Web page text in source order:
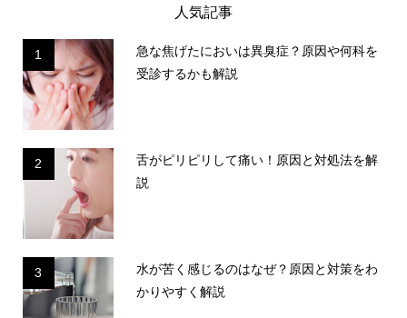
人気記事
1
急な焦げたにおいは異臭症？原因や何科を
受診するかも解説
2
舌がピリピリして痛い！原因と対処法を解
説
3
水が苦く感じるのはなぜ？原因と対策をわ
かりやすく解説